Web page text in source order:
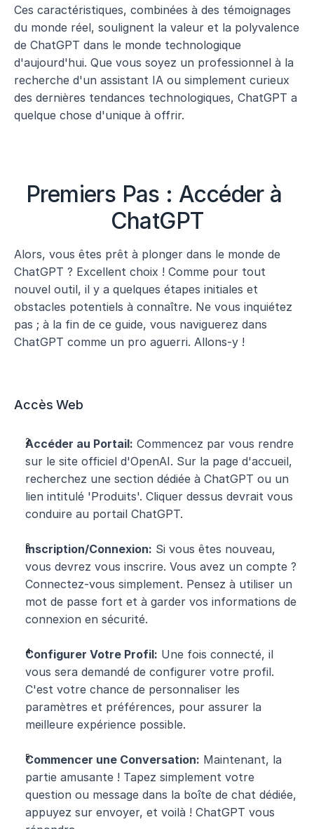
Ces caractéristiques, combinées à des témoignages
du monde réel, soulignent la valeur et la polyvalence
de ChatGPT dans le monde technologique
d'aujourd'hui. Que vous soyez un professionnel à la
recherche d'un assistant IA ou simplement curieux
des dernières tendances technologiques, ChatGPT a
quelque chose d'unique à offrir.
Premiers Pas : Accéder à
ChatGPT
Alors, vous êtes prêt à plonger dans le monde de
ChatGPT ? Excellent choix ! Comme pour tout
nouvel outil, il y a quelques étapes initiales et
obstacles potentiels à connaître. Ne vous inquiétez
pas ; à la fin de ce guide, vous naviguerez dans
ChatGPT comme un pro aguerri. Allons-y !
Accès Web
Accéder au Portail: Commencez par vous rendre
sur le site officiel d'OpenAI. Sur la page d'accueil,
recherchez une section dédiée à ChatGPT ou un
lien intitulé 'Produits'. Cliquer dessus devrait vous
conduire au portail ChatGPT.
Inscription/Connexion: Si vous êtes nouveau,
vous devrez vous inscrire. Vous avez un compte ?
Connectez-vous simplement. Pensez à utiliser un
mot de passe fort et à garder vos informations de
connexion en sécurité.
Configurer Votre Profil: Une fois connecté, il
vous sera demandé de configurer votre profil.
C'est votre chance de personnaliser les
paramètres et préférences, pour assurer la
meilleure expérience possible.
Commencer une Conversation: Maintenant, la
partie amusante ! Tapez simplement votre
question ou message dans la boîte de chat dédiée,
appuyez sur envoyer, et voilà ! ChatGPT vous